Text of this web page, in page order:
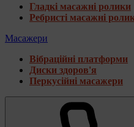
Гладкі масажні ролики
Ребристі масажні
Масажери
Вібраційні платформи
Диски здоров'я
Перкусійні масажери